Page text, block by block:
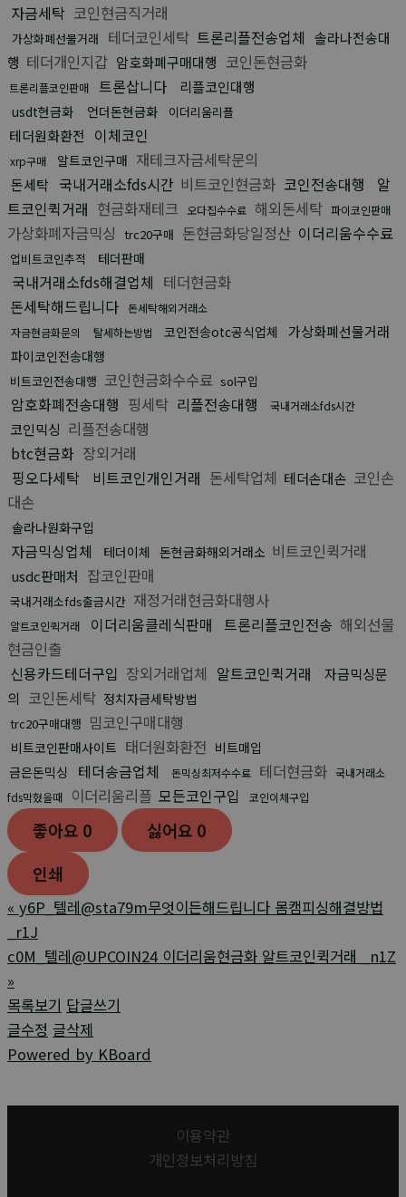
자금세탁 코인현금직거래
가상화폐선물거래 테더코인세탁 트론리플전송업체 솔라나전송대
행 테더개인지갑 암호화폐구매대행 코인돈현금화
트론리플코인판매 트론삽니다 리플코인대행
usdt현금화 언더돈현금화 이더리움리플
테더원화환전 이체코인
xrp구매 알트코인구매 재테크자금세탁문의
돈세탁 국내거래소fds시간 비트코인현금화 코인전송대행
알
트코인퀵거래 현금화재테크 오다집수수료 해외돈세탁 파이코인판매
가상화폐자금믹싱 trc20구매 돈현금화당일정산 이더리움수수료
업비트코인추적 테더판매
국내거래소fds해결업체 테더현금화
돈세탁해드립니다 돈세탁해외거래소
자금현금화문의
탈세하는방법 코인전송otc공식업체 가상화폐선물거래
파이코인전송대행
비트코인전송대행 코인현금화수수료 sol구입
암호화폐전송대행 핑세탁 리플전송대행 국내거래소fds시간
코인믹싱 리플전송대행
btc현금화 장외거래
핑오다세탁
비트코인개인거래 돈세탁업체 테더손대손 코인손
대손
솔라나원화구입
자금믹싱업체 테더이체 돈현금화해외거래소 비트코인퀵거래
usdc판매처 잡코인판매
국내거래소fds출금시간 재정거래현금화대행사
알트코인퀵거래 이더리움클레식판매 트론리플코인전송 해외선물
현금인출
신용카드테더구입 장외거래업체 알트코인퀵거래
자금믹싱문
의 코인돈세탁 정치자금세탁방법
trc20구매대행 밈코인구매대행
비트코인판매사이트 태더원화환전 비트매입
금은돈믹싱
테더송금업체 돈믹싱최저수수료 테더현금화 국내거래소
fds막혔을때
이더리움리플 모든코인구입 코인이체구입
좋아요 0 싫어요 0
인쇄
« y6P_텔레@sta79m무엇이든해드립니다 몸캠피싱해결방법
_r1J
c0M_텔레@UPCOIN24 이더리움현금화 알트코인퀵거래 _n1Z
»
목록보기 답글쓰기
글수정 글삭제
Powered by KBoard
이용약관
개인정보처리방침